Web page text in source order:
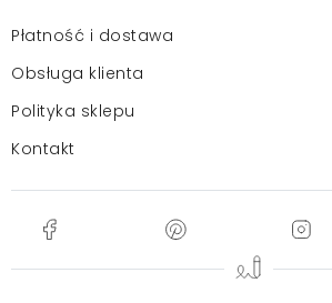
Płatność i dostawa
Obsługa klienta
Polityka sklepu
Kontakt